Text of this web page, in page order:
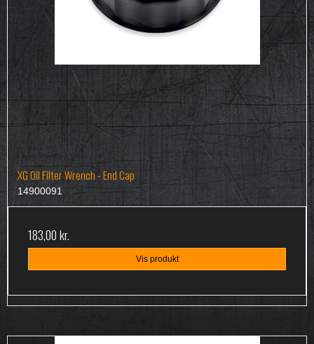
XG Oil Filter Wrench - End Cap
14900091
183,00 kr.
Vis produkt